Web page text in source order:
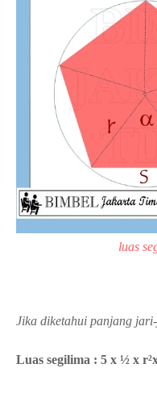
luas
Jika diketahui panjang
Luas segilima : 5 x ½ x